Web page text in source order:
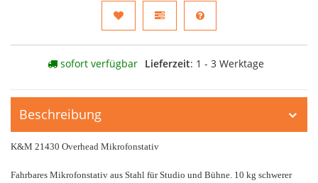
sofort verfügbar Lieferzeit: 1 - 3 Werktage
Beschreibung
K&M 21430 Overhead Mikrofonstativ
Fahrbares Mikrofonstativ aus Stahl für Studio und Bühne. 10 kg schwerer